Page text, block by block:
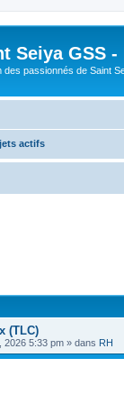
Seiya GSS -
des passionnés de Saint
actifs
(TLC)
2026 5:33 pm » dans RH